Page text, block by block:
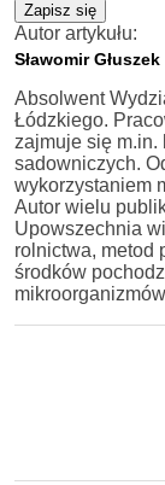
Zapisz się
Autor artykułu:
Sławomir Głuszek
Absolwent
Łódzkiego.
zajmuje się
sadowniczych.
wykorzystaniem
Autor wielu
Upowszechnia
rolnictwa, metod
środków